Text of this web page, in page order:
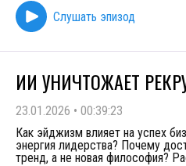
Слушать эпизод
ИИ УНИЧТОЖАЕТ
23.01.2026 • 00:39:23
Как эйджизм влияет на успех
энергия лидерства? Почему
тренд, а не новая философия?